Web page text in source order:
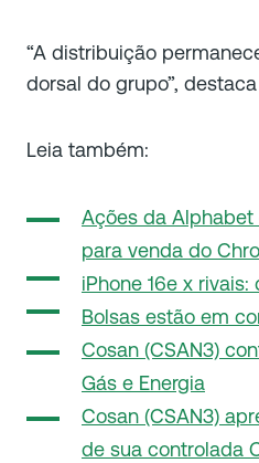
“A distribuição
dorsal do grupo”,
Leia também:
Ações da
para venda do
iPhone 16e x
Bolsas estão em
Cosan (CSAN3)
Gás e Energia
Cosan (CSAN3)
de sua controlada